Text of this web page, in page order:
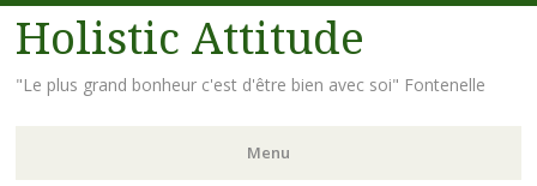
Holistic Attitude
"Le plus grand bonheur c'est d'être bien avec soi" Fontenelle
Menu